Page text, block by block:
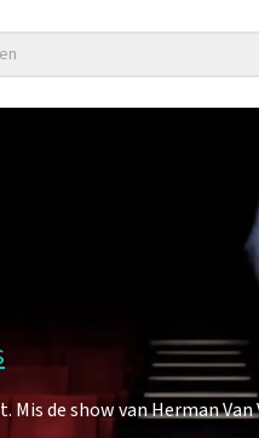
de show van Herman